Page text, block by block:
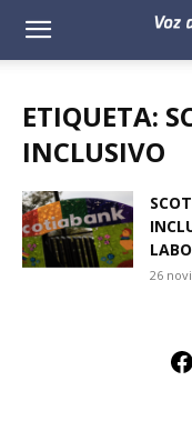
Voz
Empresas
ETIQUETA:
INCLUSIVO
26